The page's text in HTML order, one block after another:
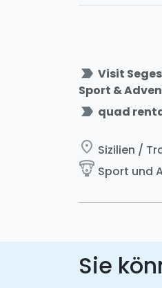
label_important Visit
Sport &
label_important quad
place Sizilien /
paragliding Sport und
Sie